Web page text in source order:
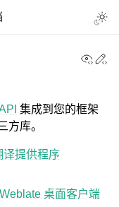
集成到您的框架
方库。
译提供程序
桌面客户端